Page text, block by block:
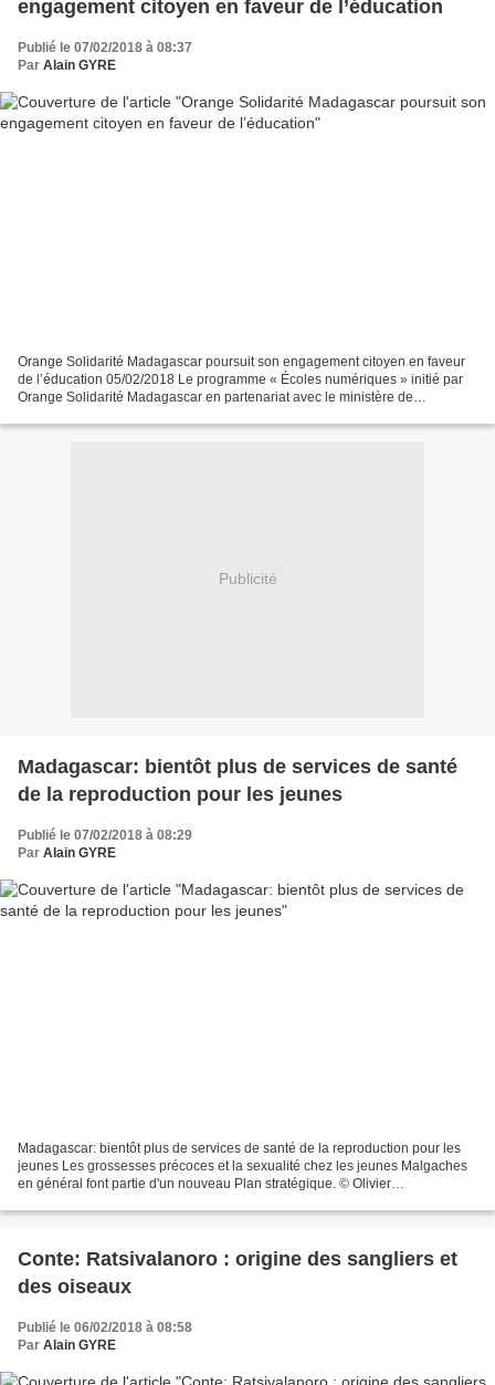
engagement citoyen en faveur de l’éducation
Publié le 07/02/2018 à 08:37
Par Alain GYRE
Orange Solidarité Madagascar poursuit son engagement citoyen en faveur
de l’éducation 05/02/2018 Le programme « Écoles numériques » initié par
Orange Solidarité Madagascar en partenariat avec le ministère de
Publicité
Madagascar: bientôt plus de services de santé
de la reproduction pour les jeunes
Publié le 07/02/2018 à 08:29
Par Alain GYRE
Madagascar: bientôt plus de services de santé de la reproduction pour les
jeunes Les grossesses précoces et la sexualité chez les jeunes Malgaches
en général font partie d'un nouveau Plan stratégique. © Olivier
Conte: Ratsivalanoro : origine des sangliers et
des oiseaux
Publié le 06/02/2018 à 08:58
Par Alain GYRE